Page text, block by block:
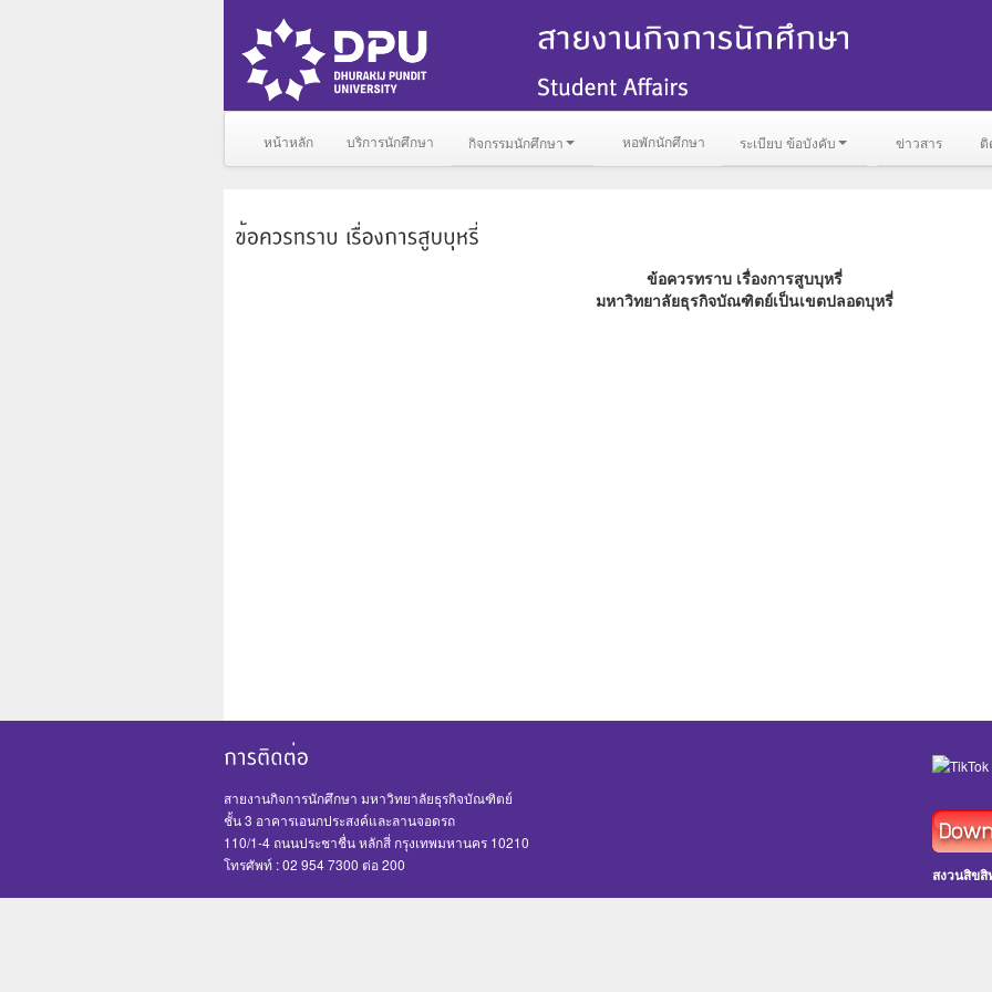
หน้าหลัก บริการนักศึกษา กิจกรรมนักศึกษา หอพักนักศึกษา ระเบียบ ข้อบังคับ ข่าวสาร ติ
ข้อควรทราบ เรื่องการสูบบุหรี่
มหาวิทยาลัยธุรกิจบัณฑิตย์เป็นเขตปลอดบุหรี่
สายงานกิจการนักศึกษา มหาวิทยาลัยธุรกิจบัณฑิตย์
ชั้น 3 อาคารเอนกประสงค์และลานจอดรถ
110/1-4 ถนนประชาชื่น หลักสี่ กรุงเทพมหานคร 10210
โทรศัพท์ : 02 954 7300 ต่อ 200
สงวนสิข